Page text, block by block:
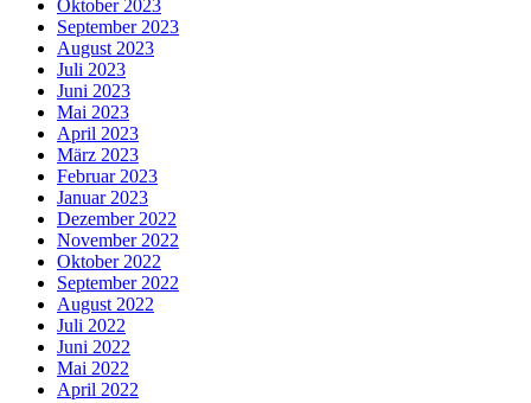
Oktober 2023
September 2023
August 2023
Juli 2023
Juni 2023
Mai 2023
April 2023
März 2023
Februar 2023
Januar 2023
Dezember 2022
November 2022
Oktober 2022
September 2022
August 2022
Juli 2022
Juni 2022
Mai 2022
April 2022